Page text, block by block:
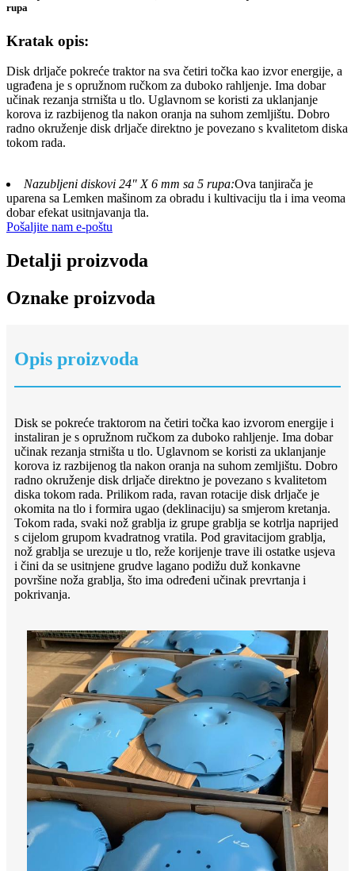
rupa
Kratak opis:
Disk drljače pokreće traktor na sva četiri točka kao izvor energije, a
ugrađena je s opružnom ručkom za duboko rahljenje. Ima dobar
učinak rezanja strništa u tlo. Uglavnom se koristi za uklanjanje
korova iz razbijenog tla nakon oranja na suhom zemljištu. Dobro
radno okruženje disk drljače direktno je povezano s kvalitetom diska
tokom rada.
Nazubljeni diskovi 24" X 6 mm sa 5 rupa:Ova tanjirača je
uparena sa Lemken mašinom za obradu i kultivaciju tla i ima veoma
dobar efekat usitnjavanja tla.
Pošaljite nam e-poštu
Detalji proizvoda
Oznake proizvoda
Opis proizvoda
Disk se pokreće traktorom na četiri točka kao izvorom energije i
instaliran je s opružnom ručkom za duboko rahljenje. Ima dobar
učinak rezanja strništa u tlo. Uglavnom se koristi za uklanjanje
korova iz razbijenog tla nakon oranja na suhom zemljištu. Dobro
radno okruženje disk drljače direktno je povezano s kvalitetom
diska tokom rada. Prilikom rada, ravan rotacije disk drljače je
okomita na tlo i formira ugao (deklinaciju) sa smjerom kretanja.
Tokom rada, svaki nož grablja iz grupe grablja se kotrlja naprijed
s cijelom grupom kvadratnog vratila. Pod gravitacijom grablja,
nož grablja se urezuje u tlo, reže korijenje trave ili ostatke usjeva
i čini da se usitnjene grudve lagano podižu duž konkavne
površine noža grablja, što ima određeni učinak prevrtanja i
pokrivanja.